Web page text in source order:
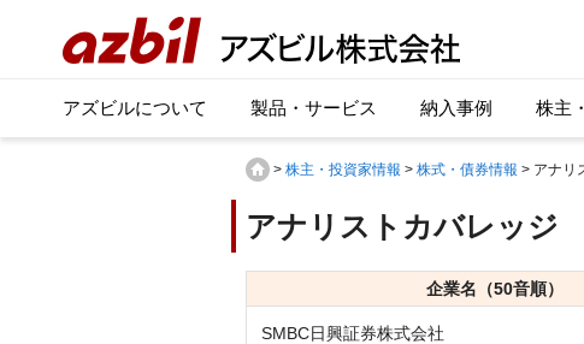
アズビルについて 製品・サービス 納入事例 株主
> 株主・投資家情報 > 株式・債券情報 > アナリ
アナリストカバレッジ
企業名（50音順）
SMBC日興証券株式会社